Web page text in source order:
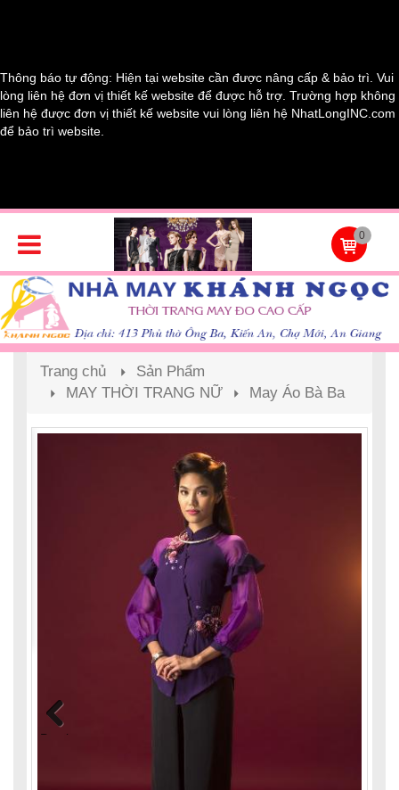
Thông báo tự động: Hiện tại website cần được nâng cấp & bảo trì. Vui
lòng liên hệ đơn vị thiết kế website để được hỗ trợ. Trường hợp không
liên hệ được đơn vị thiết kế website vui lòng liên hệ NhatLongINC.com
để bảo trì website.
0
Trang chủ
Sản Phẩm
MAY THỜI TRANG NỮ
May Áo Bà Ba
Previous